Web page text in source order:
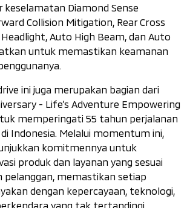
Diamond Sense
Collision Mitigation, Rear Cross
Auto High Beam, dan Auto
untuk memastikan keamanan
ini juga merupakan bagian dari
- Life’s Adventure Empowering
memperingati 55 tahun perjalanan
Indonesia. Melalui momentum ini,
komitmennya untuk
produk dan layanan yang sesuai
pelanggan, memastikan setiap
dengan kepercayaan, teknologi,
yang tak tertandingi.